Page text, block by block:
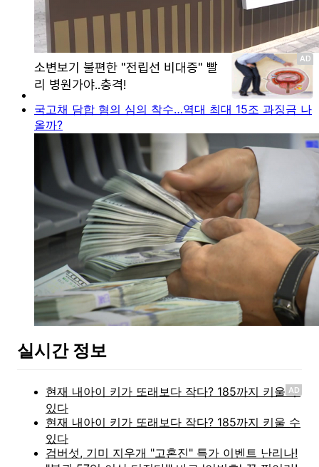
국고채 담합 혐의 심의 착수…역대 최대 15조 과징금 나
올까?
실시간 정보
AD